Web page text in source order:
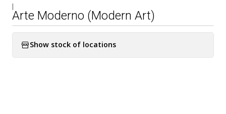
|
Arte Moderno (Modern Art)
Show stock of locations